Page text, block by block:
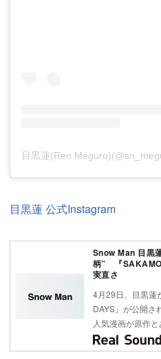
目黒蓮 公式Instagram
Snow Man 目黒
柄” 『
実直さ
4月29日、目黒蓮
DAYS』が公開さ
人気漫画が原作と